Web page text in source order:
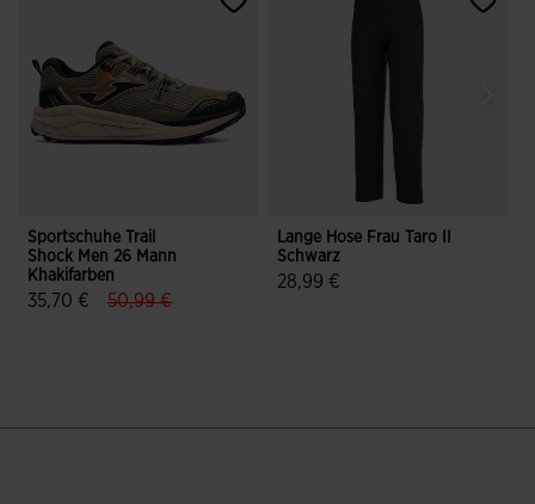
Sportschuhe Trail
Shock Men 26 Mann
Khakifarben
35,70 € label.price.reduced.from
50,99 €label.price.to
Lange Hose Frau Taro II
Schwarz
28,99 €